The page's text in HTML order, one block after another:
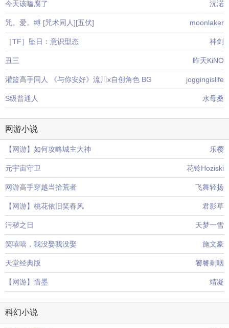
今天该嗑腐了 沅渃
咒。爱。缚 [咒术同人][五伏] moonlaker
［TF］坠日：意识型态 神剑
丑三 昨天KiNO
灌篮高手同人 《与你安好》流川x自创角色 BG joggingislife
S级普通人 水母桑
网游小说
【网游】如何攻略城主大神 乐樱
元宇宙守卫 花铃Hoziski
网游高手穿越当拾荒者 飞舞轻扬
【网游】桃花依旧笑春风 君影草
污秽之日 天梦一雪
笑嘻嘻，我没娶我没娶 施文豪
天堂经典版 饕餮剩咽
【网游】惜墨 靖凝
科幻小说